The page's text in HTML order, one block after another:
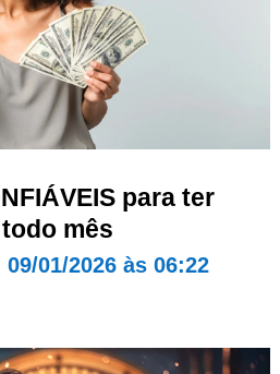
para ter
mês
09/01/2026 às 06:22